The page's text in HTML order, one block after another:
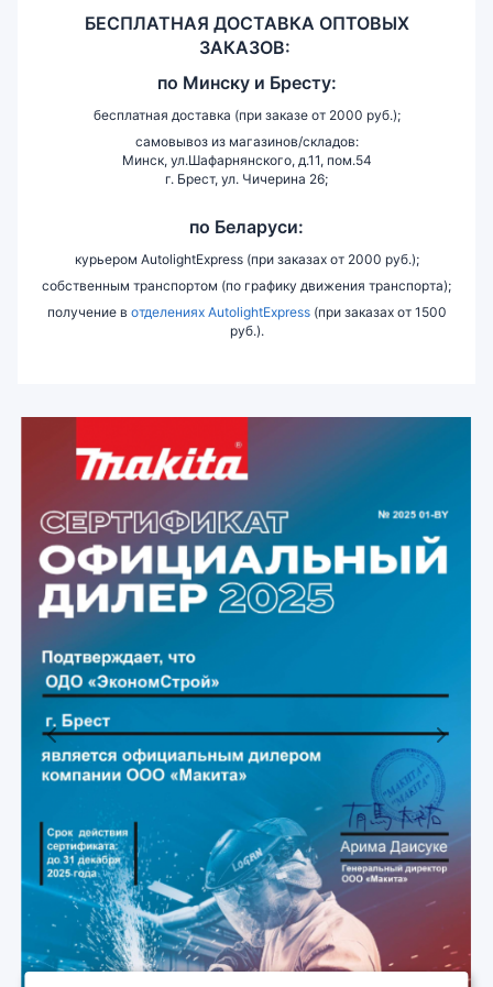
БЕСПЛАТНАЯ ДОСТАВКА ОПТОВЫХ
ЗАКАЗОВ:
по Минску и Бресту:
бесплатная доставка (при заказе от 2000 руб.);
самовывоз из магазинов/складов:
Минск, ул.Шафарнянского, д.11, пом.54
г. Брест, ул. Чичерина 26;
по Беларуси:
курьером AutolightExpress (при заказах от 2000 руб.);
собственным транспортом (по графику движения транспорта);
получение в отделениях AutolightExpress(при заказах от 1500
руб.).
Previous Next